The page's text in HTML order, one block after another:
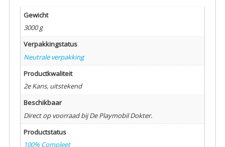
Gewicht
3000 g
Verpakkingstatus
Neutrale verpakking
Productkwaliteit
2e Kans, uitstekend
Beschikbaar
Direct op voorraad bij De Playmobil Dokter.
Productstatus
100% Compleet